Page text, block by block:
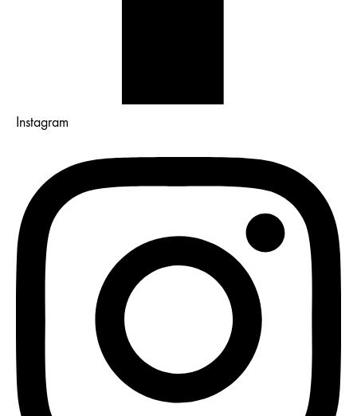
Instagram